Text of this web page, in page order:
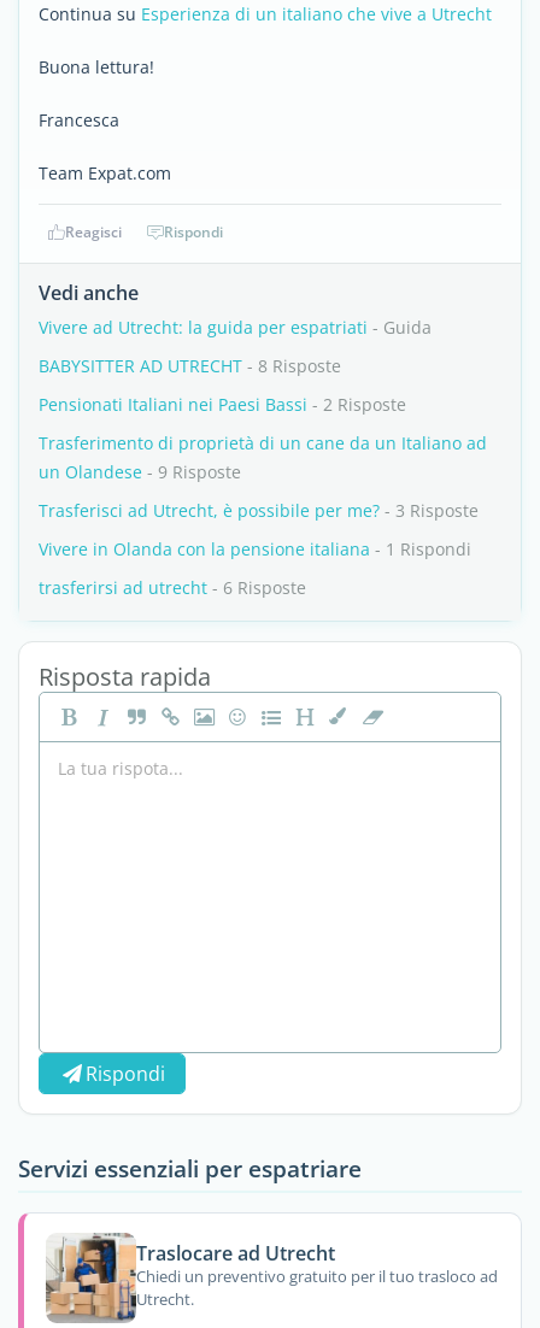
Continua su Esperienza di un italiano che vive a Utrecht
Buona lettura!
Francesca
Team Expat.com
Reagisci Rispondi
Vedi anche
Vivere ad Utrecht: la guida per espatriati - Guida
BABYSITTER AD UTRECHT - 8 Risposte
Pensionati Italiani nei Paesi Bassi - 2 Risposte
Trasferimento di proprietà di un cane da un Italiano ad
un Olandese - 9 Risposte
Trasferisci ad Utrecht, è possibile per me? - 3 Risposte
Vivere in Olanda con la pensione italiana - 1 Rispondi
trasferirsi ad utrecht - 6 Risposte
Risposta rapida
Rispondi
Servizi essenziali per espatriare
Traslocare ad Utrecht
Chiedi un preventivo gratuito per il tuo trasloco ad
Utrecht.